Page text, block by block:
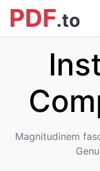
PDF.to
Magnitudinem